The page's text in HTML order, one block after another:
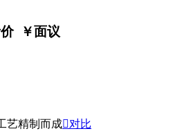
￥面议
艺精制而成对比